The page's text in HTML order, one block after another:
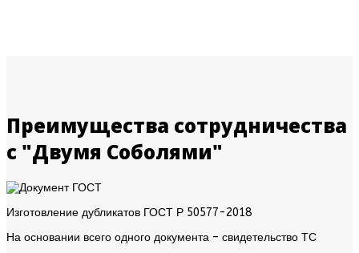
Преимущества сотрудничества
с "Двумя Соболями"
Изготовление дубликатов ГОСТ Р 50577-2018
На основании всего одного документа – свидетельство ТС